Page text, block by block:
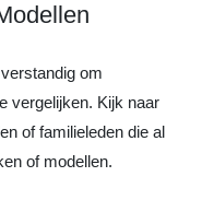
om
vergelijken. Kijk naar
of familieleden die al
of modellen.